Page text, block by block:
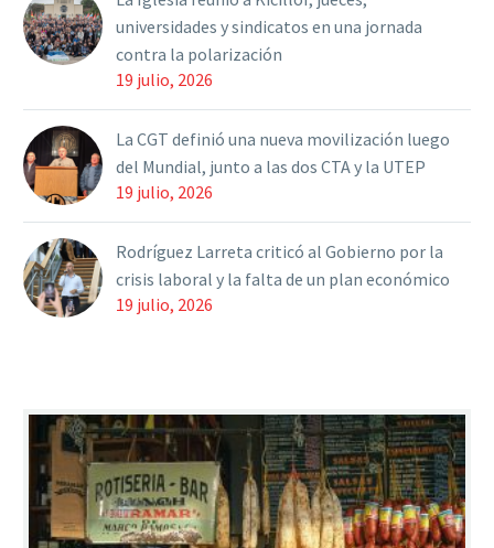
Gobierno local, junto…
universidades y sindicatos en una jornada
contra la polarización
19 julio, 2026
La CGT definió una nueva movilización luego
del Mundial, junto a las dos CTA y la UTEP
19 julio, 2026
Rodríguez Larreta criticó al Gobierno por la
crisis laboral y la falta de un plan económico
19 julio, 2026